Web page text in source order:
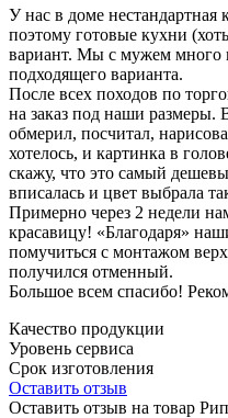
У нас в доме нестандартная
поэтому готовые кухни
вариант. Мы с мужем много
подходящего варианта.
После всех походов по
на заказ под наши размеры.
обмерил, посчитал,
хотелось, и картинка в
скажу, что это самый
вписалась и цвет выбрала
Примерно через 2 недели
красавицу! «Благодаря»
помучиться с монтажом
получился отменный.
Большое всем спасибо!
Качество продукции
Уровень сервиса
Срок изготовления
Оставить отзыв
Оставить отзыв на товар